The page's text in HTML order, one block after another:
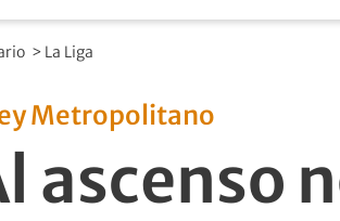
> La Liga
Metropolitano
ascenso